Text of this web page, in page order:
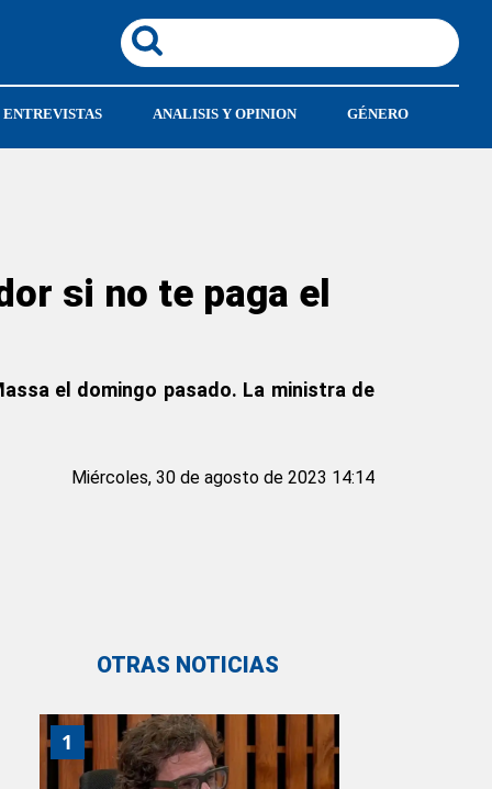
ENTREVISTAS ANALISIS Y OPINION GÉNERO
si no te paga el
el domingo pasado. La ministra de
Miércoles, 30 de agosto de 2023 14:14
OTRAS NOTICIAS
1